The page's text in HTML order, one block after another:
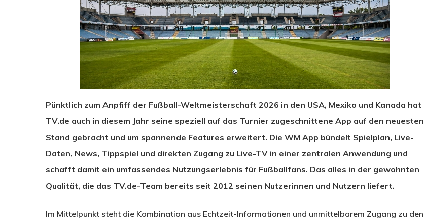
Pünktlich zum Anpfiff der Fußball-Weltmeisterschaft 2026 in den USA, Mexiko und Kanada hat
TV.de auch in diesem Jahr seine speziell auf das Turnier zugeschnittene App auf den neuesten
Stand gebracht und um spannende Features erweitert. Die WM App bündelt Spielplan, Live-
Daten, News, Tippspiel und direkten Zugang zu Live-TV in einer zentralen Anwendung und
schafft damit ein umfassendes Nutzungserlebnis für Fußballfans. Das alles in der gewohnten
Qualität, die das TV.de-Team bereits seit 2012 seinen Nutzerinnen und Nutzern liefert.
Im Mittelpunkt steht die Kombination aus Echtzeit-Informationen und unmittelbarem Zugang zu den